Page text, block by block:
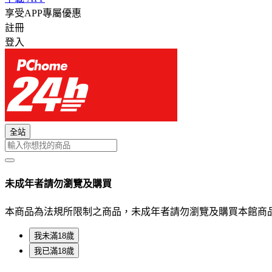
享受APP專屬優惠
註冊
登入
全站
未成年者請勿瀏覽及購買
本商品為法規所限制之商品，未成年者請勿瀏覽及購買本館商
我未滿18歲
我已滿18歲